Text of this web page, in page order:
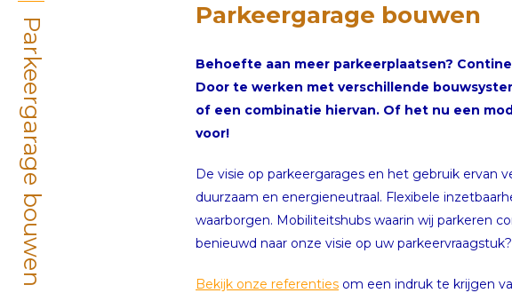
Parkeergarage bouwen
Parkeergarage bouwen
Behoefte aan meer parkeerplaatsen?
Door te werken met verschillende
of een combinatie hiervan. Of het nu een
voor!
De visie op parkeergarages en het gebruik ervan
duurzaam en energieneutraal. Flexibele
waarborgen. Mobiliteitshubs waarin wij parkeren
benieuwd naar onze visie op uw
Bekijk onze referenties om een indruk te krijgen